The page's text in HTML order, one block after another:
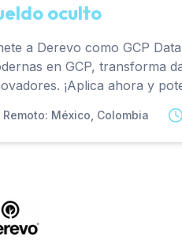
oculto
a Derevo como GCP
en GCP, transforma
¡Aplica ahora y
Remoto: México, Colombia